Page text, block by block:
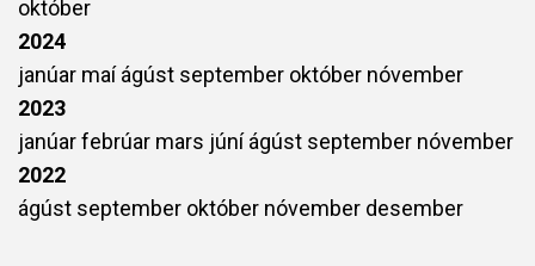
október
2024
janúar maíágúst september október nóvember
2023
janúarfebrúar mars júníágúst september nóvember
2022
ágúst september október nóvember desember